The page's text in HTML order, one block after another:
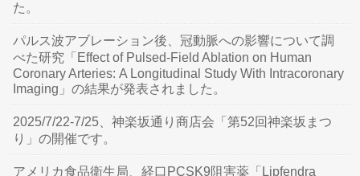
た。
パルス波アブレーション後、冠動脈への影響について調
べた研究「Effect of Pulsed-Field Ablation on Human
Coronary Arteries: A Longitudinal Study With Intracoronary
Imaging」の結果が発表されました。
2025/7/22-7/25、神楽坂通り商店会「第52回神楽坂まつ
り」の開催です。
アメリカ食品衛生局、経口PCSK9阻害薬「Lipfendra